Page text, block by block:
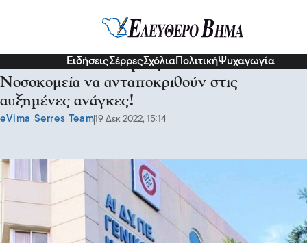
ΕιδήσειςΣέρρεςΣχόλια ΠολιτικήΨυχαγωγία
ΠΟΕΔΗΝ: Δεν θα μπορέσουν τα
Νοσοκομεία να ανταποκριθούν στις
αυξημένες ανάγκες!
eVima Serres Team19 Δεκ 2022, 15:14